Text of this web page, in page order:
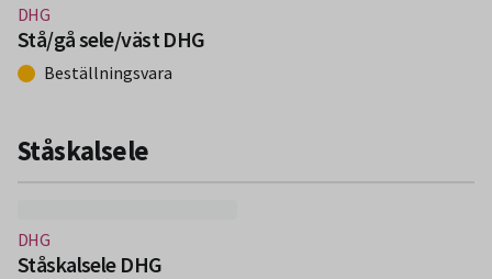
DHG
Stå/gå sele/väst DHG
(Nytt fönster)
Beställningsvara
Ståskalsele
DHG
Ståskalsele DHG
(Nytt fönster)